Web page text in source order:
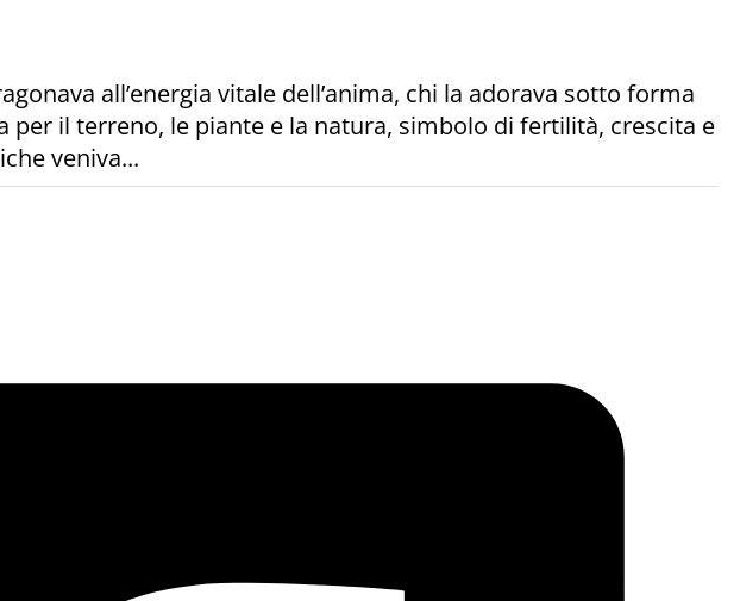
all’energia vitale dell’anima, chi la adorava sotto forma
il terreno, le piante e la natura, simbolo di fertilità, crescita e
veniva...